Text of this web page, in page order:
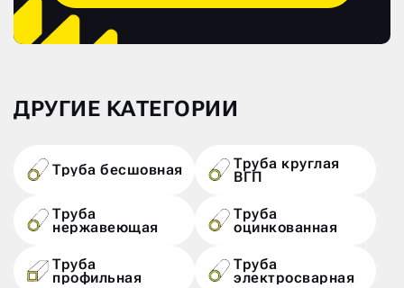
ДРУГИЕ КАТЕГОРИИ
Труба бесшовная Труба круглая
ВГП
Труба
нержавеющая
Труба
оцинкованная
Труба
профильная
Труба
электросварная